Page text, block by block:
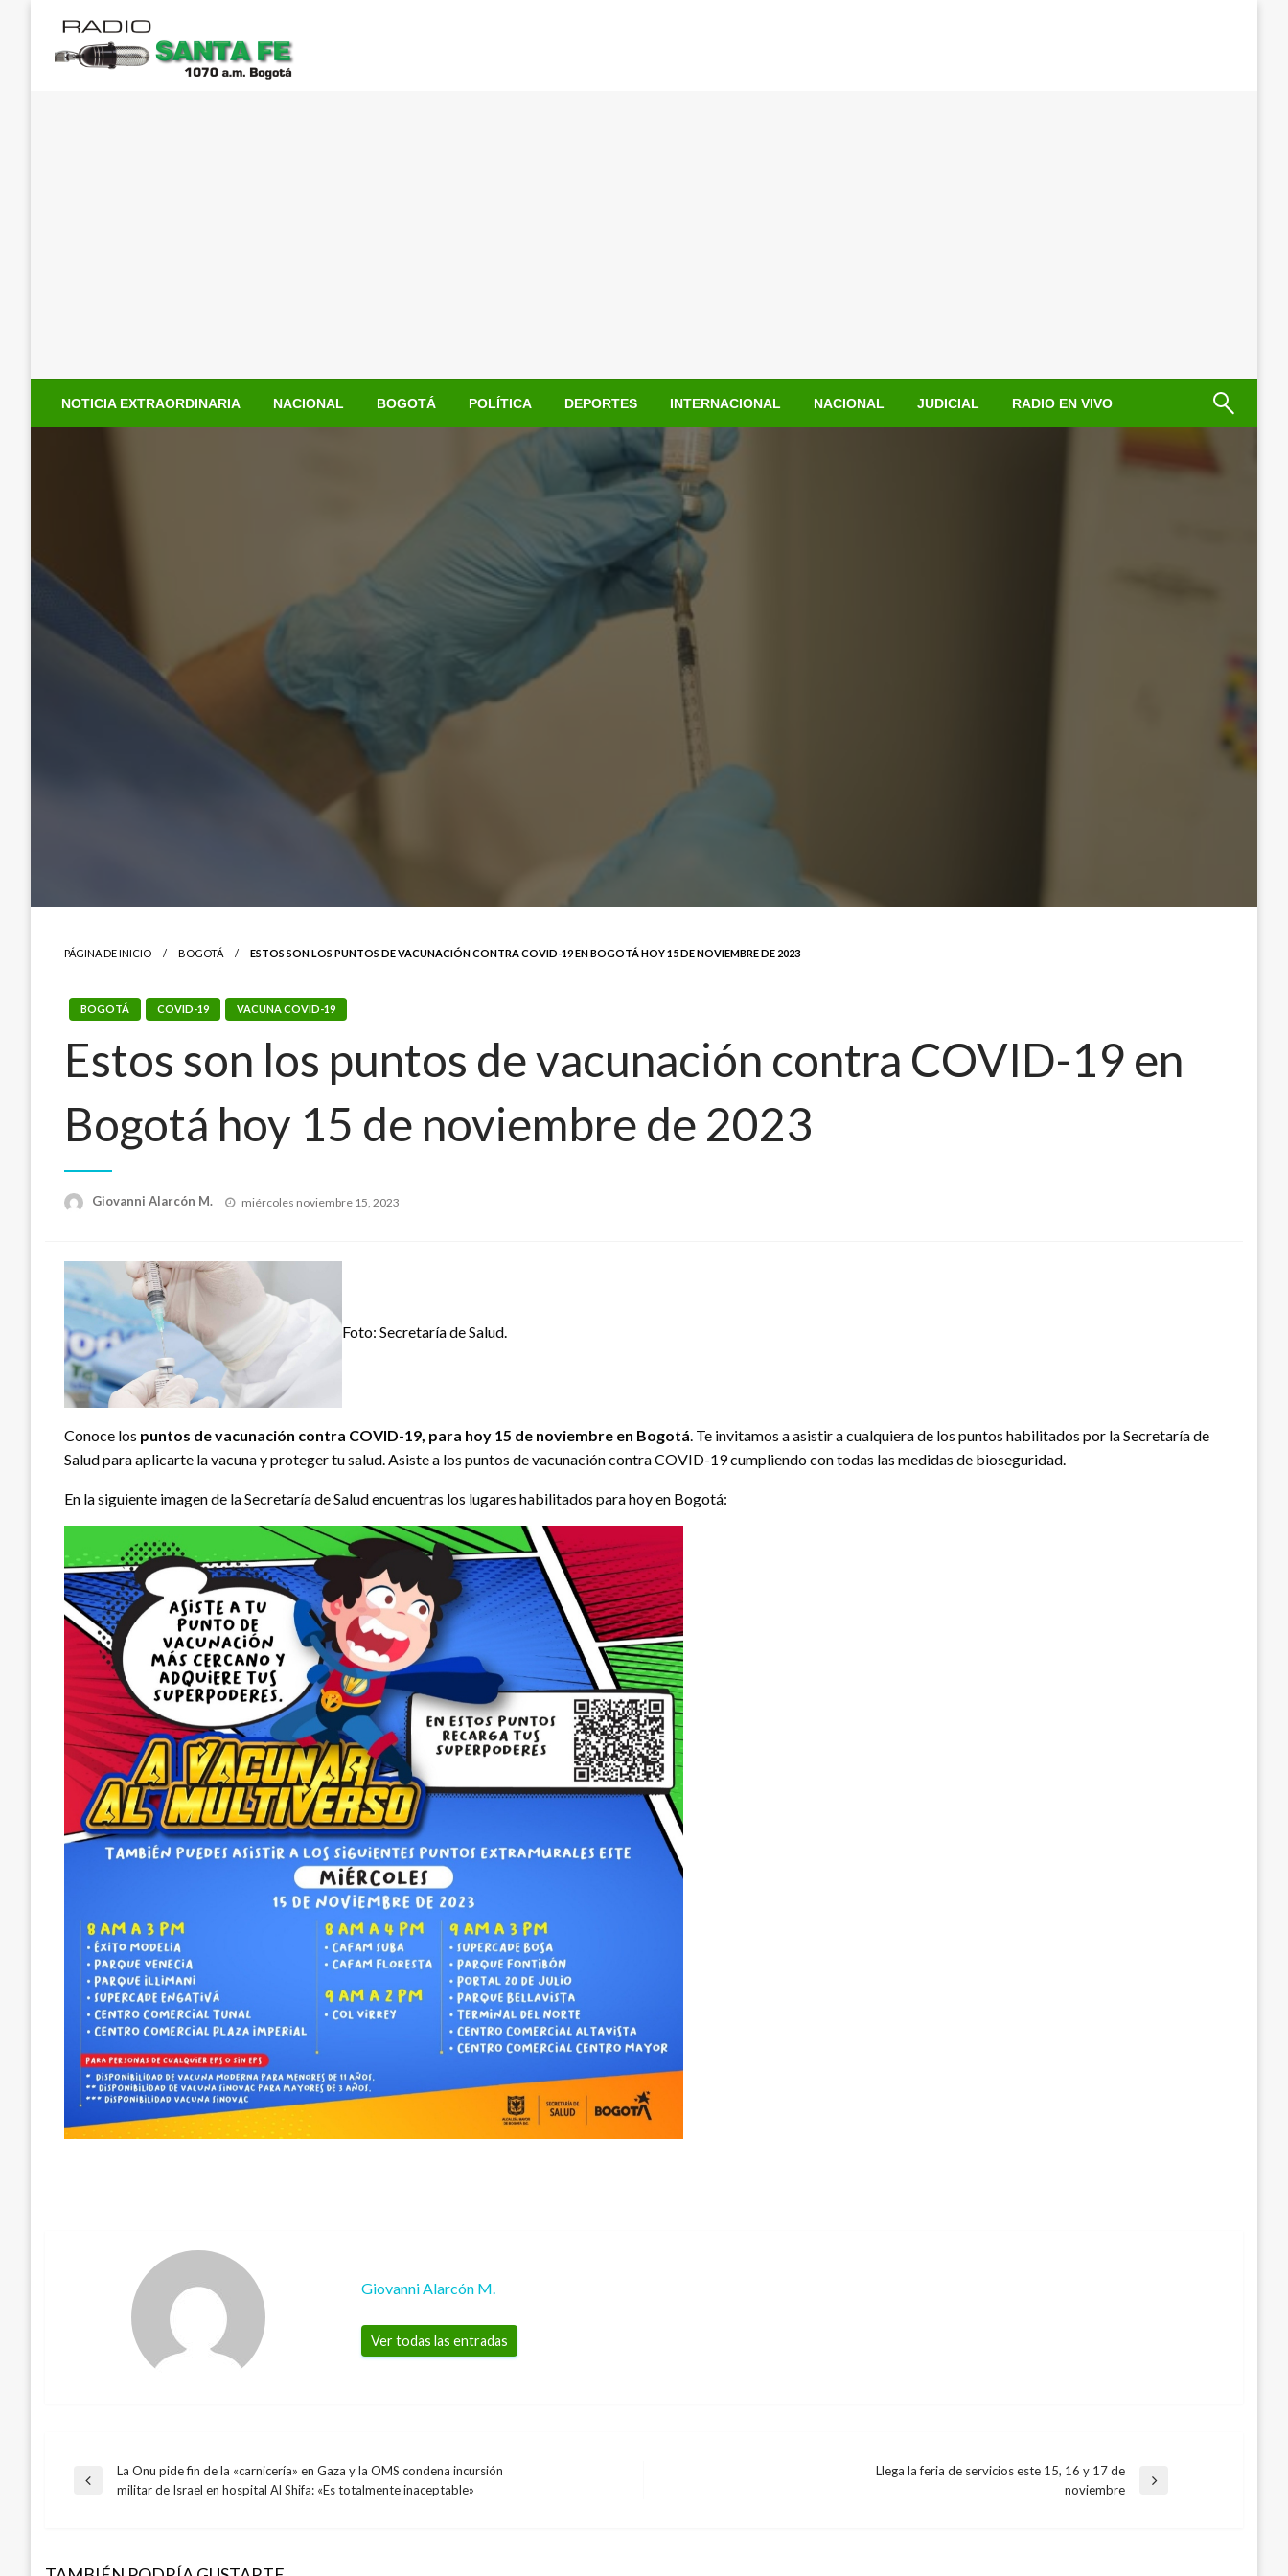
contenido
NOTICIA EXTRAORDINARIA NACIONAL BOGOTÁ POLÍTICA DEPORTES INTERNACIONAL NACIONAL JUDICIAL RADIO EN VIVO
PÁGINA DE INICIO BOGOTÁ ESTOS SON LOS PUNTOS DE VACUNACIÓN CONTRA COVID-19 EN BOGOTÁ HOY 15 DE NOVIEMBRE DE 2023
BOGOTÁ COVID-19 VACUNA COVID-19
Estos son los puntos de vacunación contra COVID-19 en
Bogotá hoy 15 de noviembre de 2023
Giovanni Alarcón M.
Publicado
miércoles noviembre 15, 2023
Foto: Secretaría de Salud.
Conoce los puntos de vacunación contra COVID-19, para hoy 15 de noviembre en Bogotá . Te invitamos a asistir a cualquiera de los puntos habilitados por la Secretaría de
Salud para aplicarte la vacuna y proteger tu salud. Asiste a los puntos de vacunación contra COVID-19 cumpliendo con todas las medidas de bioseguridad.
En la siguiente imagen de la Secretaría de Salud encuentras los lugares habilitados para hoy en Bogotá:
Giovanni Alarcón M.
Ver todas las entradas
Navegación
Entrada
La Onu pide fin de la «carnicería» en Gaza y la OMS condena incursión
militar de Israel en hospital Al Shifa: «Es totalmente inaceptable»
Llega la feria de servicios este 15, 16 y 17 de
noviembre